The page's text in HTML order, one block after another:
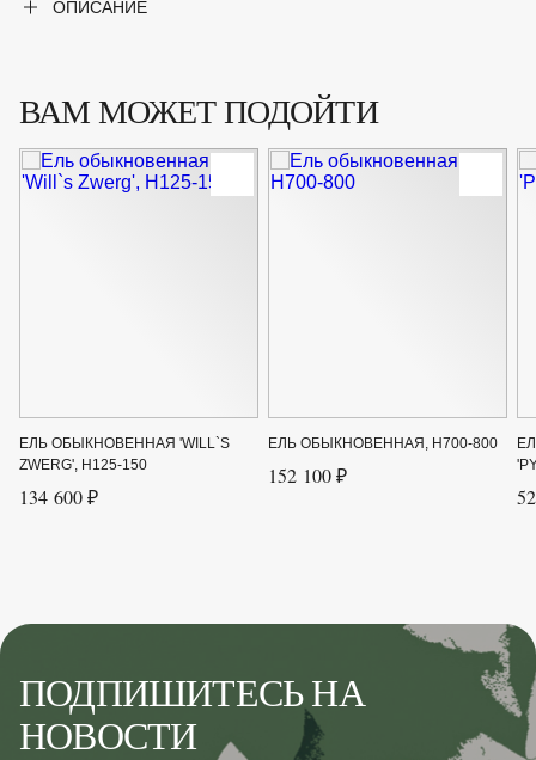
СортОПИСАНИЕ
ВАМ МОЖЕТ ПОДОЙТИ
ЕЛЬ ОБЫКНОВЕННАЯ 'WILL`S
ZWERG', H125-150
134 600 ₽
ЕЛЬ ОБЫКНОВЕННАЯ, H700-800
152 100 ₽
ПОДПИШИТЕСЬ НА
НОВОСТИ